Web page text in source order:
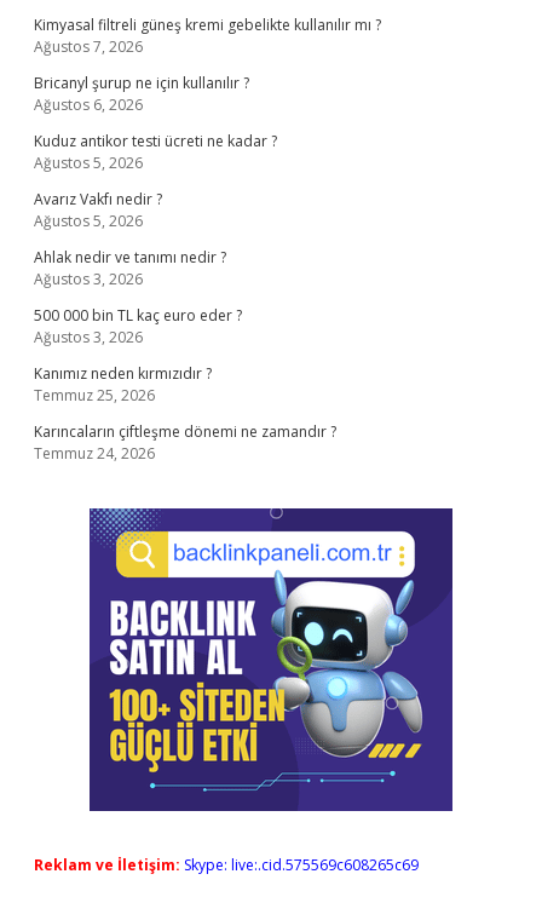
Kimyasal filtreli güneş kremi gebelikte kullanılır mı ?
Ağustos 7, 2026
Bricanyl şurup ne için kullanılır ?
Ağustos 6, 2026
Kuduz antikor testi ücreti ne kadar ?
Ağustos 5, 2026
Avarız Vakfı nedir ?
Ağustos 5, 2026
Ahlak nedir ve tanımı nedir ?
Ağustos 3, 2026
500 000 bin TL kaç euro eder ?
Ağustos 3, 2026
Kanımız neden kırmızıdır ?
Temmuz 25, 2026
Karıncaların çiftleşme dönemi ne zamandır ?
Temmuz 24, 2026
Reklam ve İletişim: Skype: live:.cid.575569c608265c69